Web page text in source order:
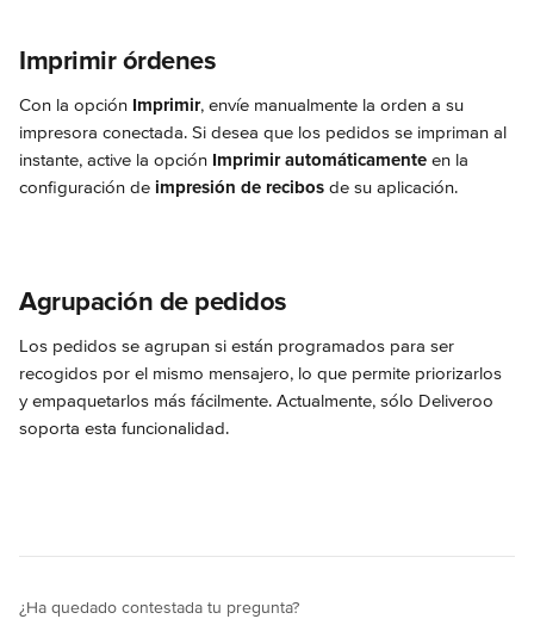
Imprimir órdenes
Con la opción Imprimir, envíe manualmente la orden a su
impresora conectada. Si desea que los pedidos se impriman al
instante, active la opción Imprimir automáticamente en la
configuración de impresión de recibos de su aplicación.
Agrupación de pedidos
Los pedidos se agrupan si están programados para ser
recogidos por el mismo mensajero, lo que permite priorizarlos
y empaquetarlos más fácilmente. Actualmente, sólo Deliveroo
soporta esta funcionalidad.
¿Ha quedado contestada tu pregunta?